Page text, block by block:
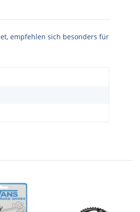
empfehlen sich besonders für